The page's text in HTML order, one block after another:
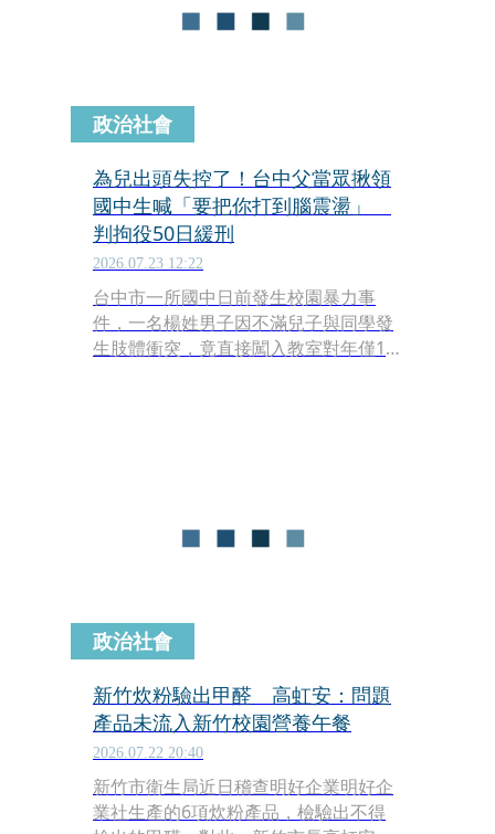
政治社會
為兒出頭失控了！台中父當眾揪領
國中生喊「要把你打到腦震盪」
判拘役50日緩刑
2026.07.23 12:22
台中市一所國中日前發生校園暴力事
件，一名楊姓男子因不滿兒子與同學發
生肢體衝突，竟直接闖入教室對年僅12
政治社會
新竹炊粉驗出甲醛 高虹安：問題
產品未流入新竹校園營養午餐
2026.07.22 20:40
新竹市衛生局近日稽查明好企業明好企
業社生產的6項炊粉產品，檢驗出不得